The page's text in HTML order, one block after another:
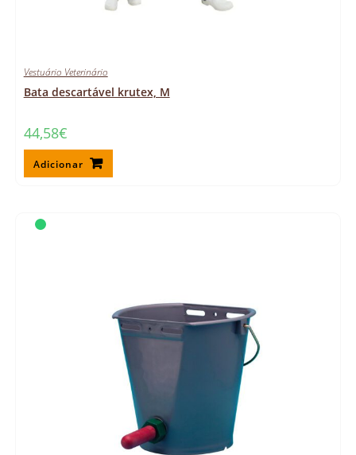
Vestuário Veterinário
Bata descartável krutex, M
44,58€
Adicionar